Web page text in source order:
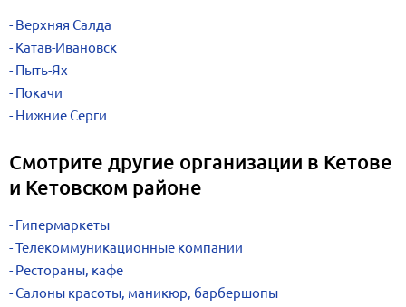
Верхняя Салда
Катав-Ивановск
Пыть-Ях
Покачи
Нижние Серги
Смотрите другие организации в Кетове
и Кетовском районе
Гипермаркеты
Телекоммуникационные компании
Рестораны, кафе
Салоны красоты, маникюр, барбершопы